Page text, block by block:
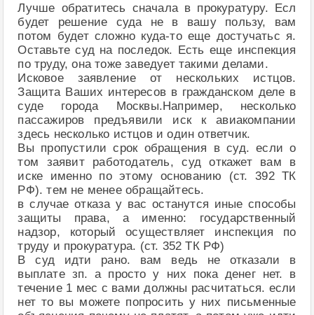
Лучше обратитесь сначала в прокуратуру. Есл
будет решение суда не в вашу пользу, вам
потом будет сложно куда-то еще достучатьс я.
Оставьте суд на последок. Есть еще инспекция
по труду, она тоже заведует такими делами.
Исковое заявление от нескольких истцов.
Защита Ваших интересов в гражданском деле в
суде города Москвы.Например, несколько
пассажиров предъявили иск к авиакомпании
здесь несколько истцов и один ответчик.
Вы пропустили срок обращения в суд. если о
том заявит работодатель, суд откажет вам в
иске именно по этому основанию (ст. 392 ТК
РФ). тем не менее обращайтесь.
в случае отказа у вас останутся иные способы
защиты права, а именно: государственный
надзор, который осуществляет инспекция по
труду и прокуратура. (ст. 352 ТК РФ)
В суд идти рано. вам ведь не отказали в
выплате зп. а просто у них пока денег нет. в
течение 1 мес с вами должны расчитаться. если
нет то вы можете попросить у них письменные